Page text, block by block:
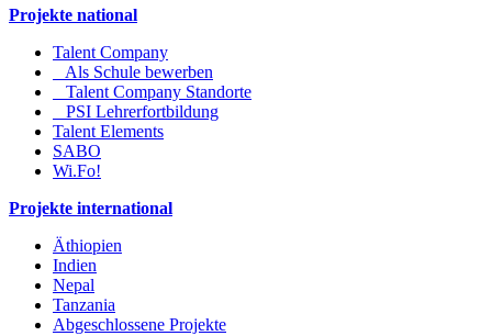
Projekte national
Talent Company
Als Schule bewerben
Talent Company Standorte
PSI Lehrerfortbildung
Talent Elements
SABO
Wi.Fo!
Projekte international
Äthiopien
Indien
Nepal
Tanzania
Abgeschlossene Projekte